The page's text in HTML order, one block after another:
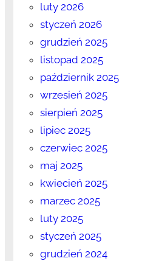
luty 2026
styczeń 2026
grudzień 2025
listopad 2025
październik 2025
wrzesień 2025
sierpień 2025
lipiec 2025
czerwiec 2025
maj 2025
kwiecień 2025
marzec 2025
luty 2025
styczeń 2025
grudzień 2024